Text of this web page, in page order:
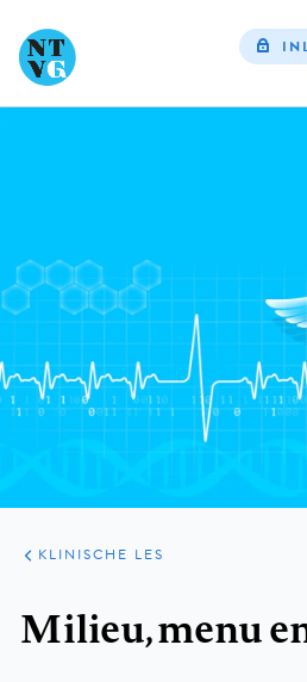
ARTIKELEN
PRAKTIJK
KLINISCHE LES
Milieu, menu